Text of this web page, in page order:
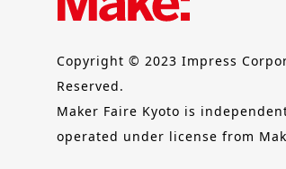
Copyright © 2023 Impress
Reserved.
Maker Faire Kyoto is
operated under license from